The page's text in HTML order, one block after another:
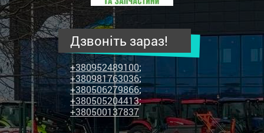
сільськогосподарської
техніки
та
запчастин
Дзвоніть зараз!
+380952489100;
+380981763036;
+380506279866;
+380505204413;
+380500137837